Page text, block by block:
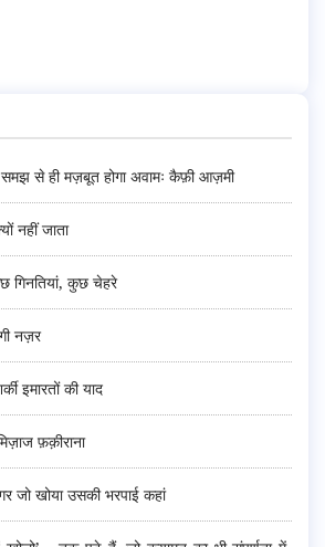
से ही मज़बूत होगा अवामः कैफ़ी आज़मी
नहीं जाता
गिनतियां, कुछ चेहरे
नज़र
इमारतों की याद
फ़क़ीराना
जो खोया उसकी भरपाई कहां